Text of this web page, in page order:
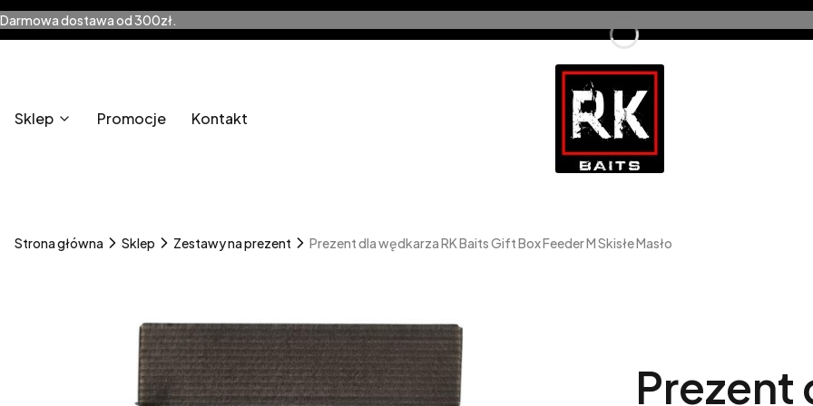
Darmowa dostawa od 300zł.
Sklep Promocje Kontakt
Strona główna Sklep Zestawy na prezent Prezent dla wędkarza RK Baits Gift Box Feeder M Skisłe Masło
Prezent